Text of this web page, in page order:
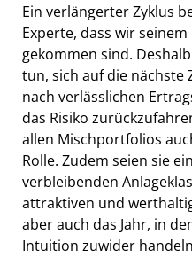
Ein verlängerter Zyklus
Experte, dass wir
gekommen sind.
tun, sich auf die nächste
nach verlässlichen
das Risiko
allen Mischportfolios
Rolle. Zudem seien sie
verbleibenden
attraktiven und
aber auch das Jahr, in
Intuition zuwider